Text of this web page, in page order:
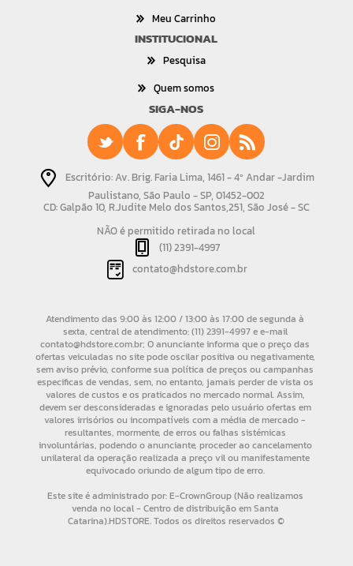
Meu Carrinho
INSTITUCIONAL
Pesquisa
Quem somos
SIGA-NOS
Escritório: Av. Brig. Faria Lima, 1461 - 4º Andar -Jardim
Paulistano, São Paulo - SP, 01452-002
CD: Galpão 10, R.Judite Melo dos Santos,251, São José - SC
NÃO é permitido retirada no local
(11) 2391-4997
contato@hdstore.com.br